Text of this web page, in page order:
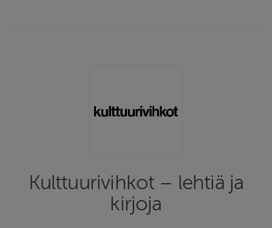
Kulttuurivihkot – lehtiä ja
kirjoja